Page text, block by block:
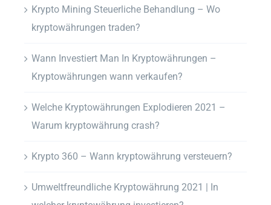
Krypto Mining Steuerliche Behandlung – Wo
kryptowährungen traden?
Wann Investiert Man In Kryptowährungen –
Kryptowährungen wann verkaufen?
Welche Kryptowährungen Explodieren 2021 –
Warum kryptowährung crash?
Krypto 360 – Wann kryptowährung versteuern?
Umweltfreundliche Kryptowährung 2021 | In